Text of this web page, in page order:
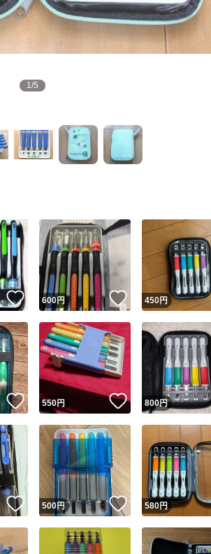
1/5
いいね！
600円 いいね！
450円
いいね！
550円 いいね！
800円
いいね！
500円 いいね！
580円